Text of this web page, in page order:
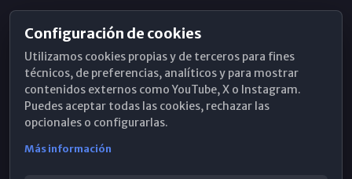
Horarios de Misa
Hemeroteca
WhatsApp
Configuración de cookies
Utilizamos cookies propias y de terceros para fines
técnicos, de preferencias, analíticos y para mostrar
contenidos externos como YouTube, X o Instagram.
Puedes aceptar todas las cookies, rechazar las
opcionales o configurarlas.
Más información